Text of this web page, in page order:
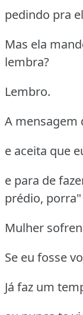
pedindo pra
Mas ela
lembra?
Lembro.
A mensagem
e aceita que
e para de
prédio, porra"
Mulher
Se eu fosse
Já faz um